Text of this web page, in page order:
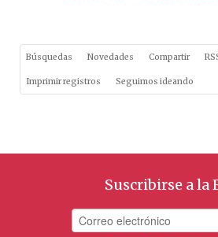
Búsquedas Novedades Compartir
Imprimir registros Seguimos ideando
Suscribirse a la